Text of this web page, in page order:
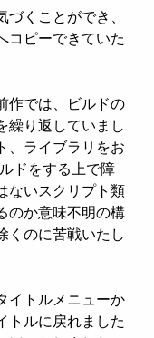
くことができ、
コピーできていた
作では、ビルドの
繰り返していまし
、ライブラリをお
ドをする上で障
ないスクリプト類
のか意味不明の構
くのに苦戦いたし
イトルメニューか
トルに戻れました